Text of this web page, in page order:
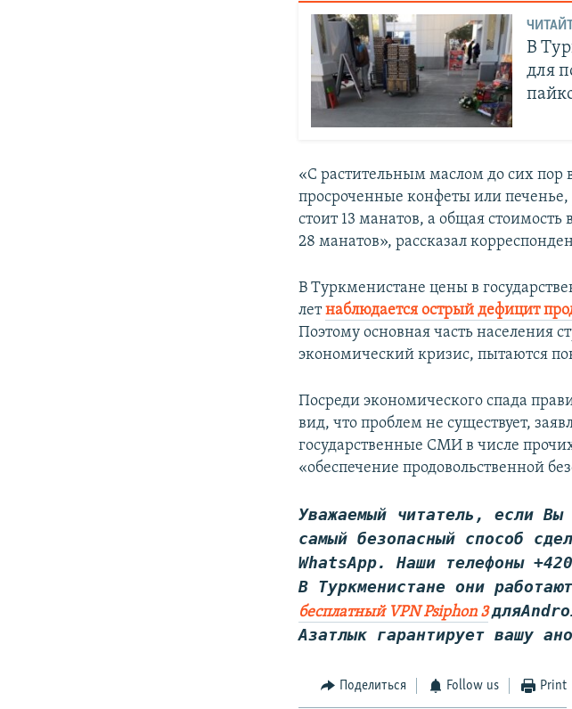
В
для
«С растительным маслом до сих пор
просроченные конфеты или
стоит 13 манатов, а общая стоимость
28 манатов», рассказал
В Туркменистане цены в
летнаблюдается острый дефицит
Поэтому основная часть
экономический кризис, пытаются
Посреди экономического спада
вид, что проблем не существует,
государственные СМИ в числе
«обеспечение продовольственной
Уважаемый читатель, если
самый безопасный способ
WhatsApp. Наши телефоны
В Туркменистане они
бесплатный VPN Psiphon 3
Азатлык гарантирует вашу
Поделиться Follow us Print